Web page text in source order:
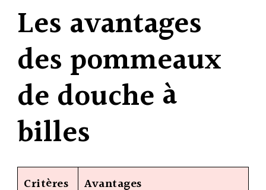
Les avantages
des pommeaux
de douche à
billes
Critères Avantages